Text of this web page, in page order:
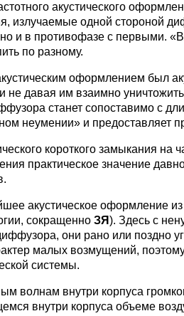
акустического
излучаемые одной стороной
и в противофазе с первыми.
по разному.
оформлением был
не давая им взаимно
станет сопоставимо с
неумении» и предоставляет
короткого замыкания
практическое значение
акустическое оформление
сокращенно ЗЯ). Здесь с
они рано или поздно
малых возмущений,
системы.
волнам внутри корпуса
внутри корпуса объеме